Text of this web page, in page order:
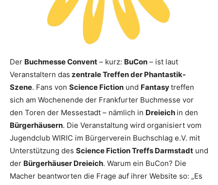
Der Buchmesse Convent – kurz: BuCon – ist laut
Veranstaltern das zentrale Treffen der Phantastik-
Szene. Fans von Science Fiction und Fantasytreffen
sich am Wochenende der Frankfurter Buchmesse vor
den Toren der Messestadt – nämlich in Dreieich in den
Bürgerhäusern. Die Veranstaltung wird organisiert vom
Jugendclub WIRIC im Bürgerverein Buchschlag e.V. mit
Unterstützung des Science Fiction Treffs Darmstadt und
der Bürgerhäuser Dreieich. Warum ein BuCon? Die
Macher beantworten die Frage auf ihrer Website so: „Es